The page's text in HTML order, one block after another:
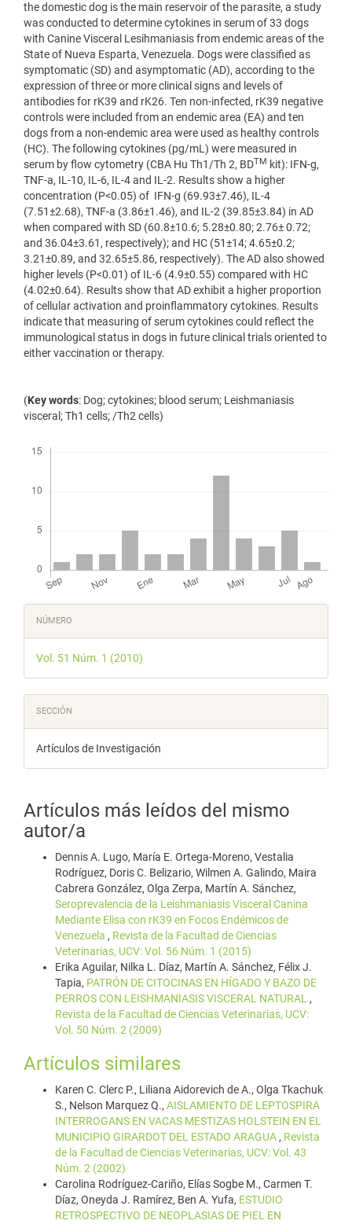
the domestic dog is the main reservoir of the parasite, a study
was conducted to determine cytokines in serum of 33 dogs
with Canine Visceral Lesihmaniasis from endemic areas of the
State of Nueva Esparta, Venezuela. Dogs were classified as
symptomatic (SD) and asymptomatic (AD), according to the
expression of three or more clinical signs and levels of
antibodies for rK39 and rK26. Ten non-infected, rK39 negative
controls were included from an endemic area (EA) and ten
dogs from a non-endemic area were used as healthy controls
(HC). The following cytokines (pg/mL) were measured in
serum by flow cytometry (CBA Hu Th1/Th 2, BDTM kit): IFN-g,
TNF-a, IL-10, IL-6, IL-4 and IL-2. Results show a higher
concentration (P<0.05) of IFN-g (69.93±7.46), IL-4
(7.51±2.68), TNF-a (3.86±1.46), and IL-2 (39.85±3.84) in AD
when compared with SD (60.8±10.6; 5.28±0.80; 2.76± 0.72;
and 36.04±3.61, respectively); and HC (51±14; 4.65±0.2;
3.21±0.89, and 32.65±5.86, respectively). The AD also showed
higher levels (P<0.01) of IL-6 (4.9±0.55) compared with HC
(4.02±0.64). Results show that AD exhibit a higher proportion
of cellular activation and proinflammatory cytokines. Results
indicate that measuring of serum cytokines could reflect the
immunological status in dogs in future clinical trials oriented to
either vaccination or therapy.
(Key words: Dog; cytokines; blood serum; Leishmaniasis
visceral; Th1 cells; /Th2 cells)
Detalles
del
artículo
NÚMERO
Vol. 51 Núm. 1 (2010)
SECCIÓN
Artículos de Investigación
Artículos más leídos del mismo
autor/a
Dennis A. Lugo, María E. Ortega-Moreno, Vestalia
Rodríguez, Doris C. Belizario, Wilmen A. Galindo, Maira
Cabrera González, Olga Zerpa, Martín A. Sánchez,
Seroprevalencia de la Leishmaniasis Visceral Canina
Mediante Elisa con rK39 en Focos Endémicos de
Venezuela , Revista de la Facultad de Ciencias
Veterinarias, UCV: Vol. 56 Núm. 1 (2015)
Erika Aguilar, Nilka L. Díaz, Martín A. Sánchez, Félix J.
Tapia, PATRÓN DE CITOCINAS EN HÍGADO Y BAZO DE
PERROS CON LEISHMANIASIS VISCERAL NATURAL,
Revista de la Facultad de Ciencias Veterinarias, UCV:
Vol. 50 Núm. 2 (2009)
Artículos similares
Karen C. Clerc P., Liliana Aidorevich de A., Olga Tkachuk
S., Nelson Marquez Q., AISLAMIENTO DE LEPTOSPIRA
INTERROGANS EN VACAS MESTIZAS HOLSTEIN EN EL
MUNICIPIO GIRARDOT DEL ESTADO ARAGUA, Revista
de la Facultad de Ciencias Veterinarias, UCV: Vol. 43
Núm. 2 (2002)
Carolina Rodríguez-Cariño, Elías Sogbe M., Carmen T.
Díaz, Oneyda J. Ramírez, Ben A. Yufa, ESTUDIO
RETROSPECTIVO DE NEOPLASIAS DE PIEL EN